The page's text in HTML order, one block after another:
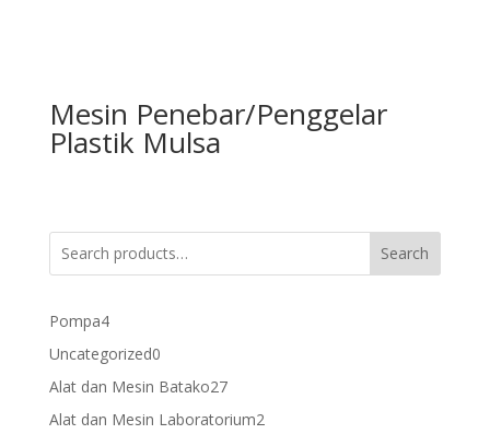
Mesin Penebar/Penggelar
Plastik Mulsa
Search
Pompa44
products
Uncategorized00
products
Alat dan Mesin Batako2727
products
Alat dan Mesin Laboratorium22